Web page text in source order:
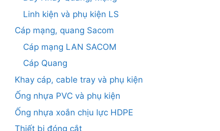
Linh kiện và phụ kiện LS
Cáp mạng, quang Sacom
Cáp mạng LAN SACOM
Cáp Quang
Khay cáp, cable tray và phụ kiện
Ống nhựa PVC và phụ kiện
Ống nhựa xoắn chịu lực HDPE
Thiết bị đóng cắt